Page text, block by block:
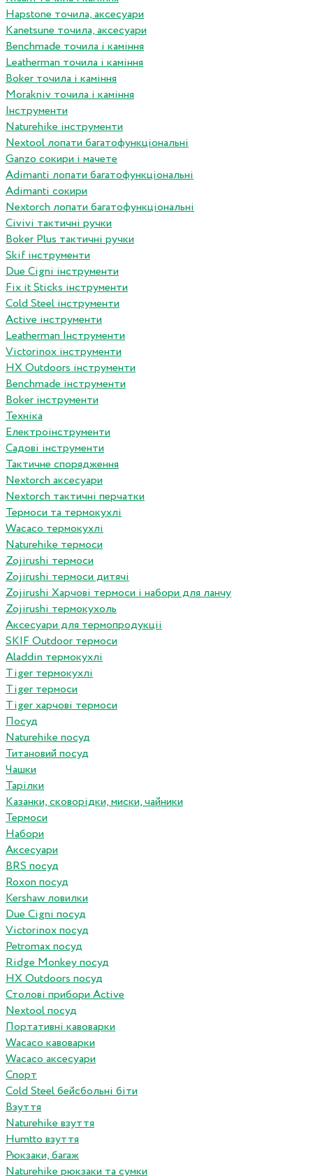
Hapstone точила, аксесуари
Kanetsune точила, аксесуари
Benchmade точила і каміння
Leatherman точила і каміння
Boker точила і каміння
Morakniv точила і каміння
Інструменти
Naturehike інструменти
Nextool лопати багатофункціональні
Ganzo сокири і мачете
Adimanti лопати багатофункціональні
Adimanti сокири
Nextorch лопати багатофункціональні
Сivivi тактичні ручки
Boker Plus тактичні ручки
Skif інструменти
Due Cigni інструменти
Fix it Sticks інструменти
Сold Steel інструменти
Active інструменти
Leatherman Інструменти
Victorinox інструменти
HX Outdoors інструменти
Benchmade інструменти
Boker інструменти
Техніка
Електроінструменти
Садові інструменти
Тактичне спорядження
Nextorch аксесуари
Nextorch тактичні перчатки
Термоси та термокухлі
Wacaco термокухлі
Naturehike термоси
Zojirushi термоси
Zojirushi термоси дитячі
Zojirushi Харчові термоси і набори для ланчу
Zojirushi термокухоль
Аксесуари для термопродукціі
SKIF Outdoor термоси
Aladdin термокухлі
Tiger термокухлі
Tiger термоси
Tiger харчові термоси
Посуд
Naturehike посуд
Титановий посуд
Чашки
Тарілки
Казанки, сковорідки, миски, чайники
Термоси
Набори
Аксесуари
BRS посуд
Roxon посуд
Kershaw ловилки
Due Cigni посуд
Victorinox посуд
Petromax посуд
Ridge Monkey посуд
HX Outdoors посуд
Столові прибори Active
Nextool посуд
Портативні кавоварки
Wacaco кавоварки
Wacaco аксесуари
Спорт
Cold Steel бейсбольні біти
Взуття
Naturehike взуття
Humtto взуття
Рюкзаки, багаж
Naturehike рюкзаки та сумки